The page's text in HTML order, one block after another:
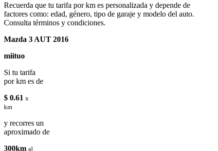
Recuerda que tu tarifa por km es personalizada y depende de
factores como: edad, género, tipo de garaje y modelo del auto.
Consulta términos y condiciones.
Mazda 3 AUT 2016
miituo
Si tu tarifa
por km es de
$ 0.61 x
km
y recorres un
aproximado de
300km al